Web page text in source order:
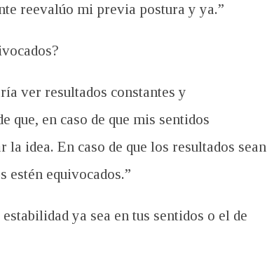
reevalúo mi previa postura y ya.”
ver resultados constantes y
que, en caso de que mis sentidos
idea. En caso de que los resultados sean
estén equivocados.”
ya sea en tus sentidos o el de